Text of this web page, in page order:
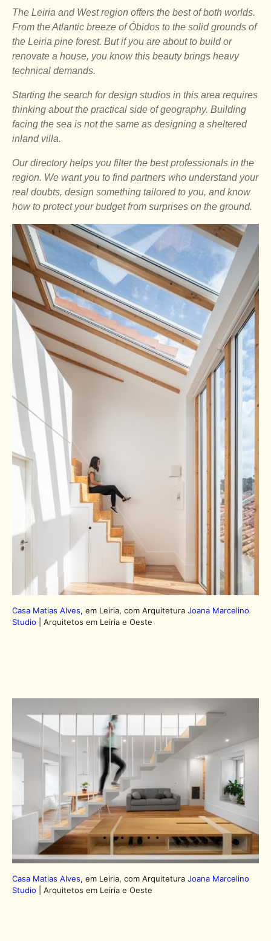
The Leiria and West region offers the best of both worlds.
From the Atlantic breeze of Óbidos to the solid grounds of
the Leiria pine forest. But if you are about to build or
renovate a house, you know this beauty brings heavy
technical demands.
Starting the search for design studios in this area requires
thinking about the practical side of geography. Building
facing the sea is not the same as designing a sheltered
inland villa.
Our directory helps you filter the best professionals in the
region. We want you to find partners who understand your
real doubts, design something tailored to you, and know
how to protect your budget from surprises on the ground.
Casa Matias Alves, em Leiria, com Arquitetura Joana Marcelino
Studio | Arquitetos em Leiria e Oeste
Casa Matias Alves, em Leiria, com Arquitetura Joana Marcelino
Studio | Arquitetos em Leiria e Oeste